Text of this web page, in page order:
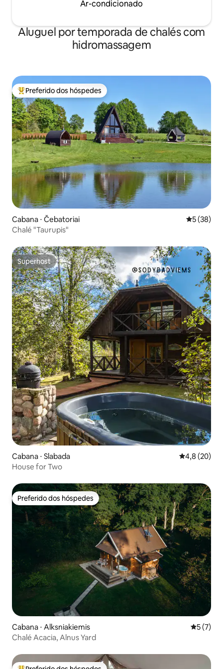
Ar-condicionado
Aluguel por temporada de chalés com
hidromassagem
Entre os melhores preferidos dos hóspedes
Preferido dos hóspedes
Cabana ⋅ Čebatoriai 5 de uma
5 (38)
Chalé "Taurupis"
Superhost
Superhost
Cabana ⋅ Slabada 4,8 de uma
4,8 (20)
House for Two
Preferido dos hóspedes
Preferido dos hóspedes
Cabana ⋅ Alksniakiemis 5 de
5 (7)
Chalé Acacia, Alnus Yard